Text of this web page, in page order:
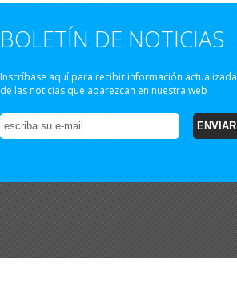
BOLETÍN DE NOTICIAS
Inscríbase aquí para recibir información actualizada
de las noticias que aparezcan en nuestra web